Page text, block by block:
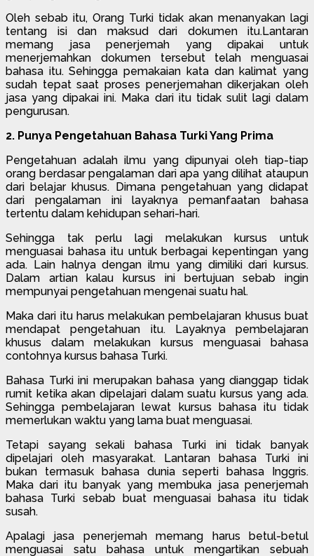
Oleh sebab itu, Orang Turki tidak akan menanyakan lagi
tentang isi dan maksud dari dokumen itu.Lantaran
memang jasa penerjemah yang dipakai untuk
menerjemahkan dokumen tersebut telah menguasai
bahasa itu. Sehingga pemakaian kata dan kalimat yang
sudah tepat saat proses penerjemahan dikerjakan oleh
jasa yang dipakai ini. Maka dari itu tidak sulit lagi dalam
pengurusan.
2. Punya Pengetahuan Bahasa Turki Yang Prima
Pengetahuan adalah ilmu yang dipunyai oleh tiap-tiap
orang berdasar pengalaman dari apa yang dilihat ataupun
dari belajar khusus. Dimana pengetahuan yang didapat
dari pengalaman ini layaknya pemanfaatan bahasa
tertentu dalam kehidupan sehari-hari.
Sehingga tak perlu lagi melakukan kursus untuk
menguasai bahasa itu untuk berbagai kepentingan yang
ada. Lain halnya dengan ilmu yang dimiliki dari kursus.
Dalam artian kalau kursus ini bertujuan sebab ingin
mempunyai pengetahuan mengenai suatu hal.
Maka dari itu harus melakukan pembelajaran khusus buat
mendapat pengetahuan itu. Layaknya pembelajaran
khusus dalam melakukan kursus menguasai bahasa
contohnya kursus bahasa Turki.
Bahasa Turki ini merupakan bahasa yang dianggap tidak
rumit ketika akan dipelajari dalam suatu kursus yang ada.
Sehingga pembelajaran lewat kursus bahasa itu tidak
memerlukan waktu yang lama buat menguasai.
Tetapi sayang sekali bahasa Turki ini tidak banyak
dipelajari oleh masyarakat. Lantaran bahasa Turki ini
bukan termasuk bahasa dunia seperti bahasa Inggris.
Maka dari itu banyak yang membuka jasa penerjemah
bahasa Turki sebab buat menguasai bahasa itu tidak
susah.
Apalagi jasa penerjemah memang harus betul-betul
menguasai satu bahasa untuk mengartikan sebuah